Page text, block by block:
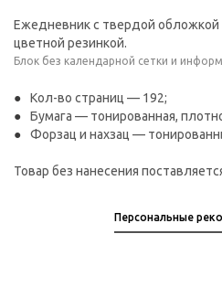
Ежедневник с твердой обложкой
цветной резинкой.
Блок без календарной сетки и
Кол-во страниц — 192;
Бумага — тонированная,
Форзац и нахзац —
Товар без нанесения
Персональные